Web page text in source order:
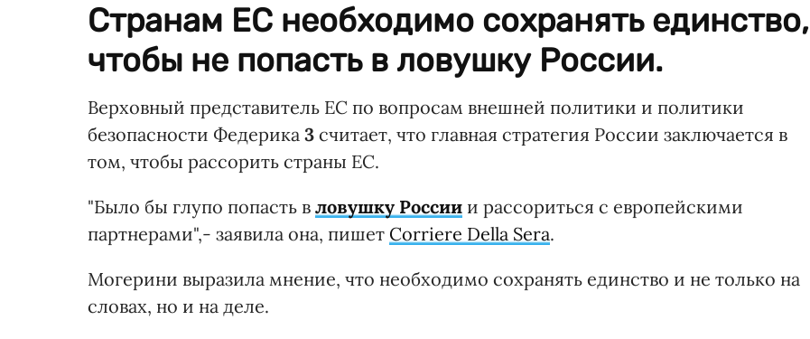
Странам ЕС необходимо сохранять единство,
чтобы не попасть в ловушку России.
Верховный представитель ЕС по вопросам внешней политики и политики
безопасности Федерика 3 считает, что главная стратегия России заключается в
том, чтобы рассорить страны ЕС.
"Было бы глупо попасть в ловушку России и рассориться с европейскими
партнерами",- заявила она, пишет Corriere Della Sera.
Могерини выразила мнение, что необходимо сохранять единство и не только на
словах, но и на деле.